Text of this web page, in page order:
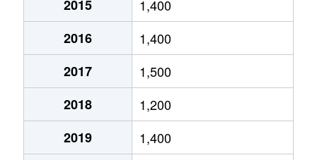
高沢町 380万円 沼津
高沢町
1,800万円 沼津
高沢町
3,000万円 沼津
高島町
2,400万円 沼津
高島町
2,200万円 沼津
2015
1,400
2016
1,400
2017
1,500
2018
1,200
2019
1,400